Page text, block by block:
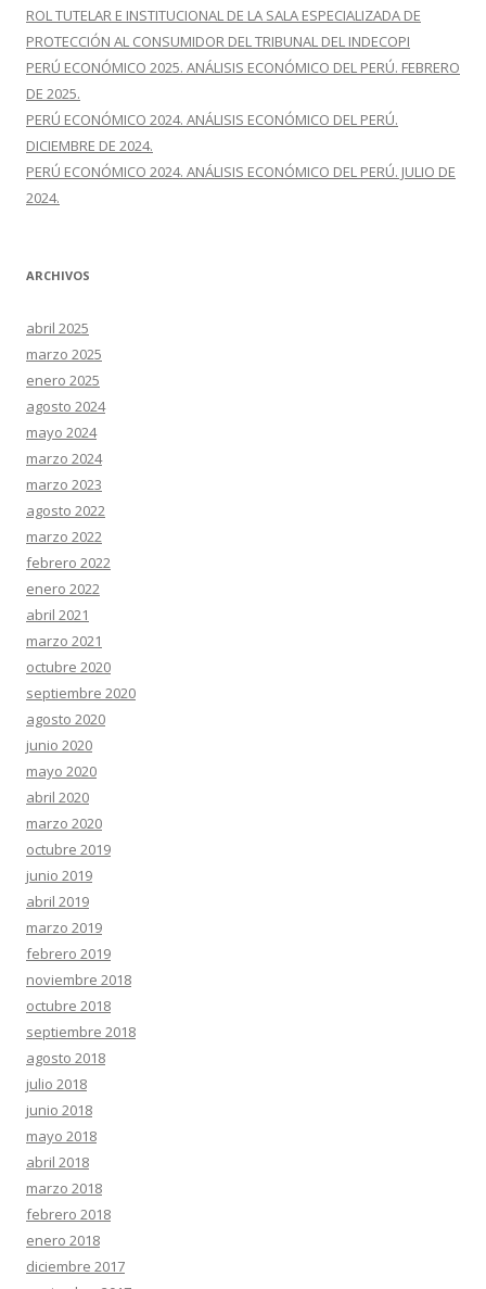
ROL TUTELAR E INSTITUCIONAL DE LA SALA ESPECIALIZADA DE
PROTECCIÓN AL CONSUMIDOR DEL TRIBUNAL DEL INDECOPI
PERÚ ECONÓMICO 2025. ANÁLISIS ECONÓMICO DEL PERÚ. FEBRERO
DE 2025.
PERÚ ECONÓMICO 2024. ANÁLISIS ECONÓMICO DEL PERÚ.
DICIEMBRE DE 2024.
PERÚ ECONÓMICO 2024. ANÁLISIS ECONÓMICO DEL PERÚ. JULIO DE
2024.
ARCHIVOS
abril 2025
marzo 2025
enero 2025
agosto 2024
mayo 2024
marzo 2024
marzo 2023
agosto 2022
marzo 2022
febrero 2022
enero 2022
abril 2021
marzo 2021
octubre 2020
septiembre 2020
agosto 2020
junio 2020
mayo 2020
abril 2020
marzo 2020
octubre 2019
junio 2019
abril 2019
marzo 2019
febrero 2019
noviembre 2018
octubre 2018
septiembre 2018
agosto 2018
julio 2018
junio 2018
mayo 2018
abril 2018
marzo 2018
febrero 2018
enero 2018
diciembre 2017